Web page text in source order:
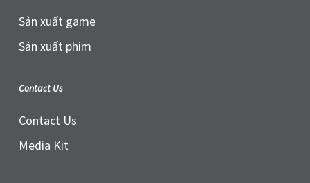
Sản xuất game
Sản xuất phim
Contact Us
Contact Us
Media Kit